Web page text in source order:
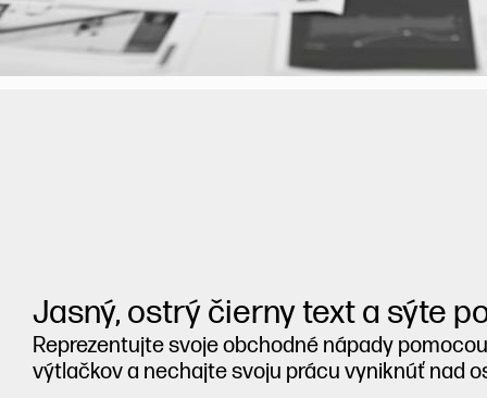
Jasný, ostrý čierny text a sýte
Reprezentujte svoje obchodné nápady
výtlačkov a nechajte svoju prácu vyniknúť nad